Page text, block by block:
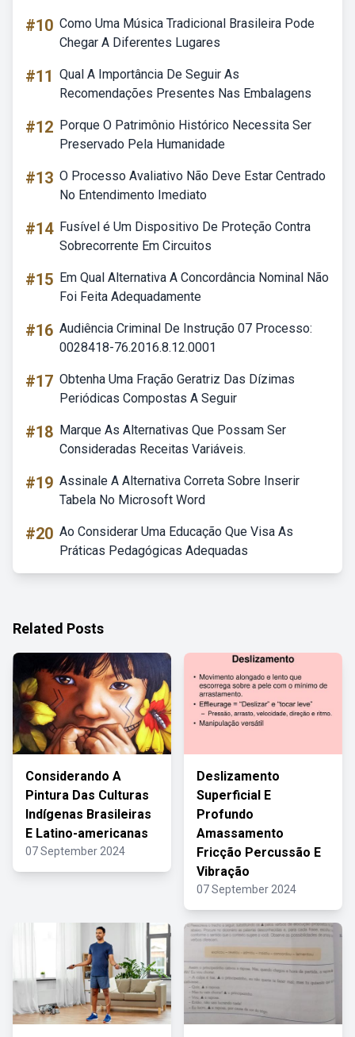
#10 Como Uma Música Tradicional Brasileira Pode
Chegar A Diferentes Lugares
#11 Qual A Importância De Seguir As
Recomendações Presentes Nas Embalagens
#12 Porque O Patrimônio Histórico Necessita Ser
Preservado Pela Humanidade
#13 O Processo Avaliativo Não Deve Estar Centrado
No Entendimento Imediato
#14 Fusível é Um Dispositivo De Proteção Contra
Sobrecorrente Em Circuitos
#15 Em Qual Alternativa A Concordância Nominal Não
Foi Feita Adequadamente
#16 Audiência Criminal De Instrução 07 Processo:
0028418-76.2016.8.12.0001
#17 Obtenha Uma Fração Geratriz Das Dízimas
Periódicas Compostas A Seguir
#18 Marque As Alternativas Que Possam Ser
Consideradas Receitas Variáveis.
#19 Assinale A Alternativa Correta Sobre Inserir
Tabela No Microsoft Word
#20 Ao Considerar Uma Educação Que Visa As
Práticas Pedagógicas Adequadas
Related Posts
Considerando A
Pintura Das Culturas
Indígenas Brasileiras
E Latino-americanas
07 September 2024
Deslizamento
Superficial E
Profundo
Amassamento
Fricção Percussão E
Vibração
07 September 2024